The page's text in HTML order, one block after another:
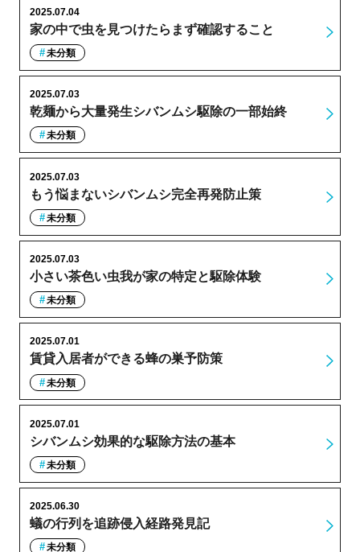
家の中で虫を見つけたらまず確認すること
2025.07.04
未分類
乾麺から大量発生シバンムシ駆除の一部始終
2025.07.03
未分類
もう悩まないシバンムシ完全再発防止策
2025.07.03
未分類
小さい茶色い虫我が家の特定と駆除体験
2025.07.03
未分類
賃貸入居者ができる蜂の巣予防策
2025.07.01
未分類
シバンムシ効果的な駆除方法の基本
2025.07.01
未分類
蟻の行列を追跡侵入経路発見記
2025.06.30
未分類